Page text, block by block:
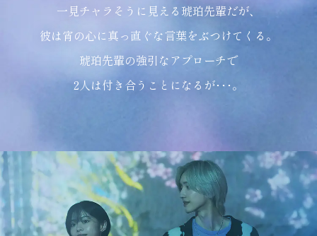
一見チャラそうに見える琥珀先輩だが、
彼は宵の心に真っ直ぐな言葉をぶつけてくる。
琥珀先輩の強引なアプローチで
2人は付き合うことになるが･･･。